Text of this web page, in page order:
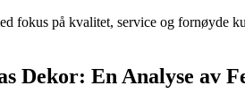
fokus på kvalitet, service og
Dekor: En Analyse av